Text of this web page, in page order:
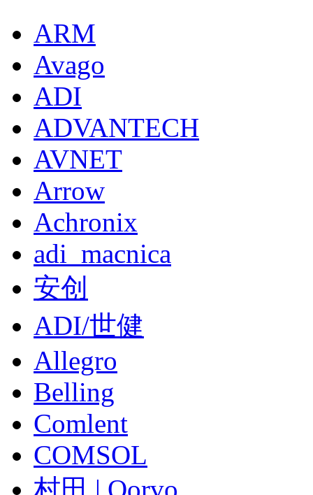
ARM
Avago
ADI
ADVANTECH
AVNET
Arrow
Achronix
adi_macnica
安创
ADI/世健
Allegro
Belling
Comlent
COMSOL
村田 | Qorvo